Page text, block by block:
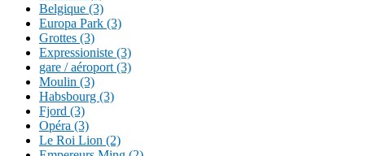
Belgique (3)
Europa Park (3)
Grottes (3)
Expressioniste (3)
gare / aéroport (3)
Moulin (3)
Habsbourg (3)
Fjord (3)
Opéra (3)
Le Roi Lion (2)